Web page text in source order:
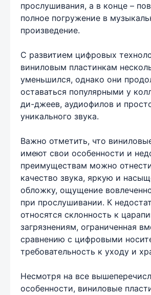
прослушивания, а в конце –
полное погружение в
произведение.
С развитием цифровых
виниловым пластинкам
уменьшился, однако они
оставаться популярными у
ди-джеев, аудиофилов и
уникального звука.
Важно отметить, что
имеют свои особенности и
преимуществам можно
качество звука, яркую и
обложку, ощущение
при прослушивании. К
относятся склонность к
загрязнениям, ограниченная
сравнению с цифровыми
требовательность к уходу и
Несмотря на все
особенности, виниловые